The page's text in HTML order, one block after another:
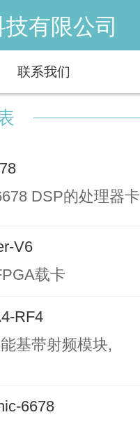
有限公司
联系我们
DSP的处理器卡
V6
载卡
RF4
基带射频模块,
6678